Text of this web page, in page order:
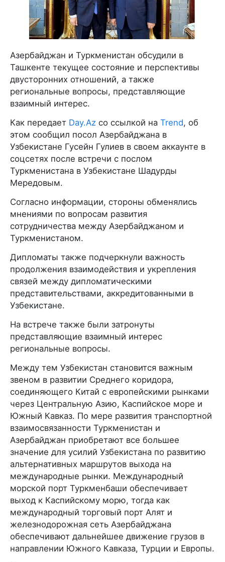
Азербайджан и Туркменистан обсудили в
Ташкенте текущее состояние и перспективы
двусторонних отношений, а также
региональные вопросы, представляющие
взаимный интерес.
Как передает Day.Az со ссылкой на Trend, об
этом сообщил посол Азербайджана в
Узбекистане Гусейн Гулиев в своем аккаунте в
соцсетях после встречи с послом
Туркменистана в Узбекистане Шадурды
Мередовым.
Согласно информации, стороны обменялись
мнениями по вопросам развития
сотрудничества между Азербайджаном и
Туркменистаном.
Дипломаты также подчеркнули важность
продолжения взаимодействия и укрепления
связей между дипломатическими
представительствами, аккредитованными в
Узбекистане.
На встрече также были затронуты
представляющие взаимный интерес
региональные вопросы.
Между тем Узбекистан становится важным
звеном в развитии Среднего коридора,
соединяющего Китай с европейскими рынками
через Центральную Азию, Каспийское море и
Южный Кавказ. По мере развития транспортной
взаимосвязанности Туркменистан и
Азербайджан приобретают все большее
значение для усилий Узбекистана по развитию
альтернативных маршрутов выхода на
международные рынки. Международный
морской порт Туркменбаши обеспечивает
выход к Каспийскому морю, тогда как
международный торговый порт Алят и
железнодорожная сеть Азербайджана
обеспечивают дальнейшее движение грузов в
направлении Южного Кавказа, Турции и Европы.